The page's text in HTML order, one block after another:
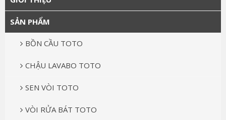
SẢN PHẨM
BỒN CẦU TOTO
CHẬU LAVABO TOTO
SEN VÒI TOTO
VÒI RỬA BÁT TOTO